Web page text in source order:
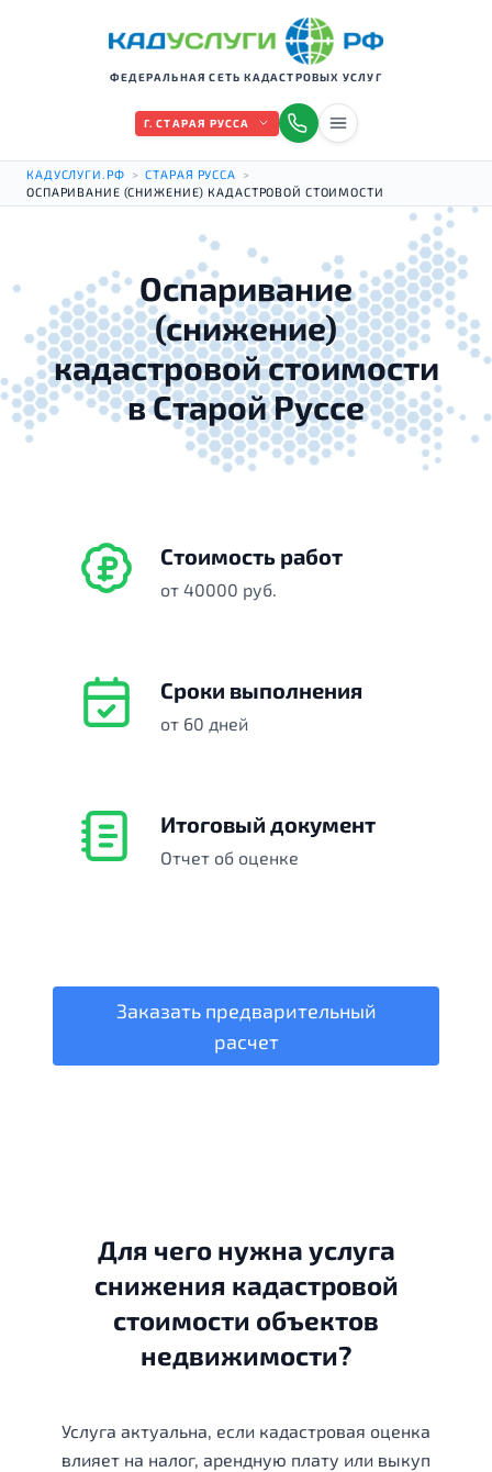
ФЕДЕРАЛЬНАЯ СЕТЬ КАДАСТРОВЫХ УСЛУГ
Г. СТАРАЯ РУССА
КАДУСЛУГИ.РФ > СТАРАЯ РУССА
>
ОСПАРИВАНИЕ (СНИЖЕНИЕ) КАДАСТРОВОЙ СТОИМОСТИ
Оспаривание
(снижение)
кадастровой стоимости
в Старой Руссе
Стоимость работ
от 40000 руб.
Сроки выполнения
от 60 дней
Итоговый документ
Отчет об оценке
Заказать предварительный
расчет
Для чего нужна услуга
снижения кадастровой
стоимости объектов
недвижимости?
Услуга актуальна, если кадастровая оценка
влияет на налог, арендную плату или выкуп